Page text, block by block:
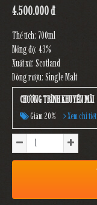
4.500.000 đ
Thể tích: 700ml
Nồng độ: 43%
Xuất xứ: Scotland
Dòng rượu: Single Malt
CHƯƠNG TRÌNH KHUYẾN MÃI
Giảm 20% Xem chi tiết